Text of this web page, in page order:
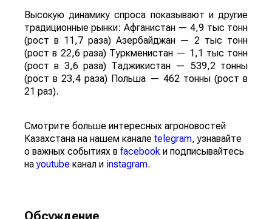
Высокую динамику спроса показывают и другие
традиционные рынки: Афганистан — 4,9 тыс тонн
(рост в 11,7 раза) Азербайджан — 2 тыс тонн
(рост в 22,6 раза) Туркменистан — 1,1 тыс тонн
(рост в 3,6 раза) Таджикистан — 539,2 тонны
(рост в 23,4 раза) Польша — 462 тонны (рост в
21 раз).
Смотрите больше интересных агроновостей
Казахстана на нашем канале telegram, узнавайте
о важных событиях в facebook и подписывайтесь
наyoutube канал и instagram.